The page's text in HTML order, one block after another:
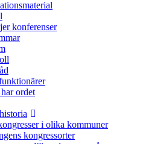
konferenser
ordet
i olika kommuner
kongressorter